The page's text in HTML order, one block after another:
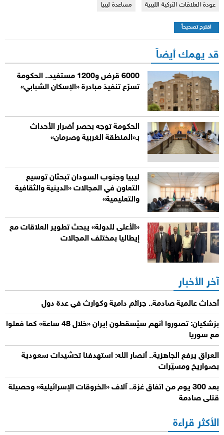
عودة العلاقات التركية الليبية
مساعدة ليبيا
اقترح تصحيحاً
قد يهمك أيضاً
6000 قرض و1200 مستفيد.. الحكومة
تسرّع تنفيذ مبادرة «الإسكان الشبابي»
الحكومة توجه بحصر أضرار الأحداث
بـ«المنطقة الغربية وصرمان»
ليبيا وجنوب السودان تبحثان توسيع
التعاون في المجالات «الدينية والثقافية
والتعليمية»
«الأعلى للدولة» يبحث تطوير العلاقات مع
إيطاليا بمختلف المجالات
آخر الأخبار
أحداث عالمية صادمة.. جرائم دامية وكوارث في عدة دول
بزشكيان: تصوروا أنهم سيُسقطون إيران «خلال 48 ساعة» كما فعلوا
مع سوريا
العراق يرفع الجاهزية.. أنصار الله: استهدفنا تحشيدات سعودية
بصواريخ ومسيّرات
بعد 300 يوم من اتفاق غزة.. آلاف «الخروقات الإسرائيلية» وحصيلة
قتلى صادمة
الأكثر قراءة